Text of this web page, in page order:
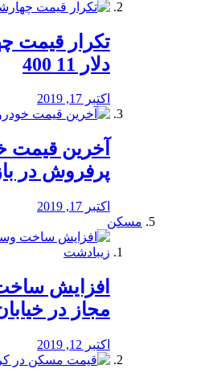
تکرار قیمت
دلار 11 400
اکتبر 17, 2019
آخرین قیمت
پرفروش در
اکتبر 17, 2019
مسکن
افزایش
مجاز در
اکتبر 12, 2019